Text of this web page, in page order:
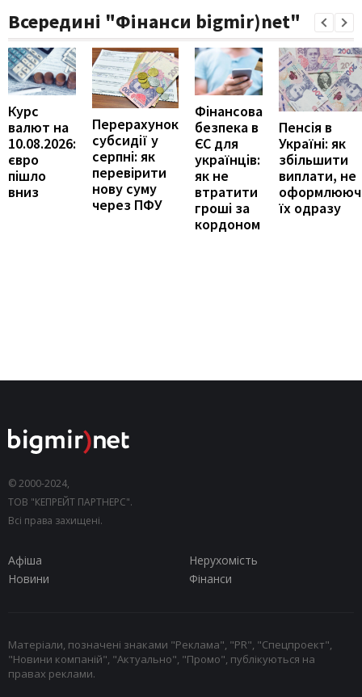
Всередині "Фінанси bigmir)net"
Курс
валют на
10.08.2026:
євро
пішло
вниз
Перерахунок
субсидії у
серпні: як
перевірити
нову суму
через ПФУ
Фінансова
безпека в
ЄС для
українців:
як не
втратити
гроші за
кордоном
Пенсія в
Україні: як
збільшити
виплати, не
їх одразу
© 2000-2024,
ТОВ "КЕПРЕЙТ ПАРТНЕРС".
Всі права захищені.
Афіша
Нерухомість
Новини
Фінанси
Матеріали, позначені знаками "Реклама", "PR", "Спецпроект",
"Новини компаній", "Актуально", "Промо", публікуються на
правах реклами.